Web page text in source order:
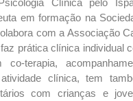
em formação na
com a Associação
prática clínica individual
terapia,
clínica, tem
com crianças e